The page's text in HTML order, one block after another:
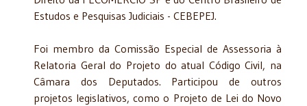
Estudos e Pesquisas Judiciais - CEBEPEJ.
Foi membro da Comissão Especial de Assessoria à
Relatoria Geral do Projeto do atual Código Civil, na
Câmara dos Deputados. Participou de outros
projetos legislativos, como o Projeto de Lei do Novo